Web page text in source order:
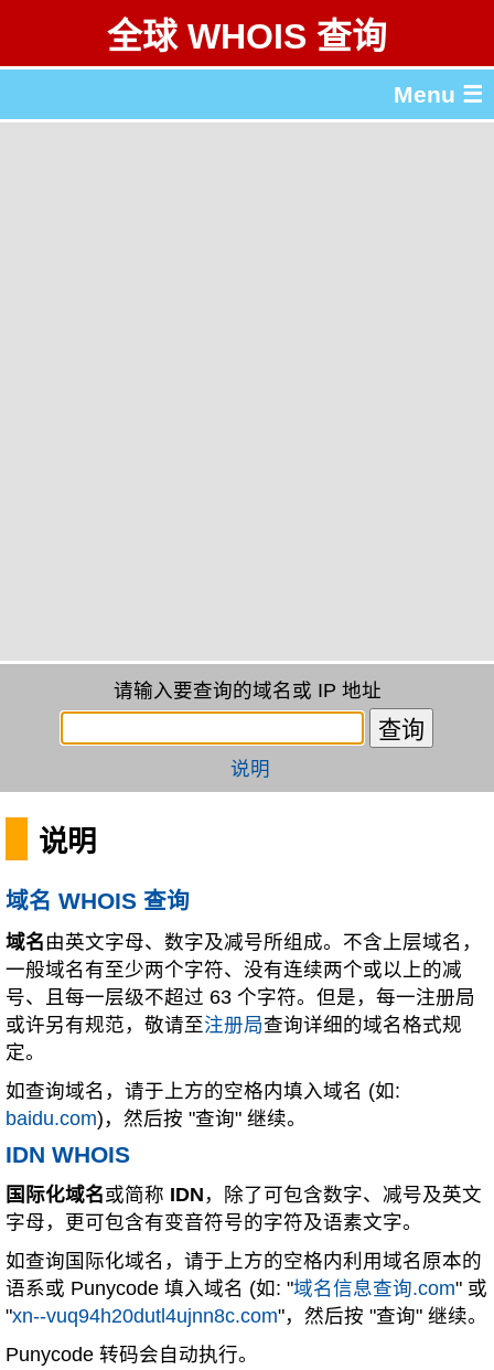
全球 WHOIS 查询
Menu ☰
请输入要查询的域名或 IP 地址
说明
说明
域名 WHOIS 查询
域名 由英文字母、数字及减号所组成。不含上层域名，
一般域名有至少两个字符、没有连续两个或以上的减
号、且每一层级不超过 63 个字符。但是，每一注册局
或许另有规范，敬请至注册局查询详细的域名格式规
定。
如查询域名，请于上方的空格内填入域名 (如:
baidu.com)，然后按 "查询" 继续。
IDN WHOIS
国际化域名或简称 IDN ，除了可包含数字、减号及英文
字母，更可包含有变音符号的字符及语素文字。
如查询国际化域名，请于上方的空格内利用域名原本的
语系或 Punycode 填入域名 (如: "域名信息查询.com" 或
"xn--vuq94h20dutl4ujnn8c.com"，然后按 "查询" 继续。
Punycode 转码会自动执行。